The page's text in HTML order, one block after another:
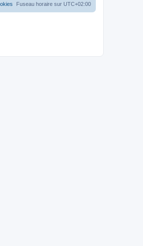
Fuseau horaire sur UTC+02:00